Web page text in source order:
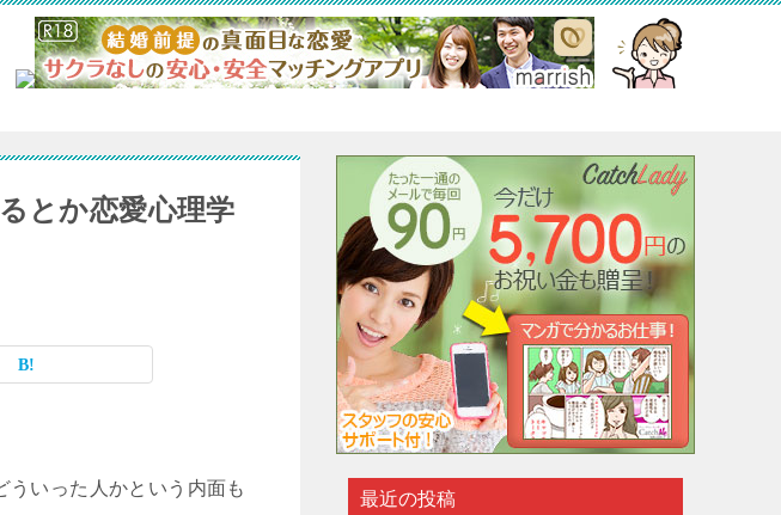
とか恋愛心理学
ういった人かという内面も
最近の投稿